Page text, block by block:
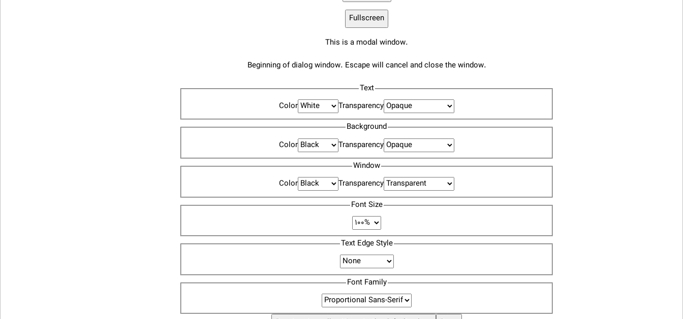
Fullscreen
This is a modal window.
Beginning of dialog window. Escape will cancel and close the window.
Text
Color
Transparency
Background
Color
Transparency
Window
Color
Transparency
Font Size
Text Edge Style
Font Family